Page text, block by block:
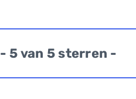
- 5 van 5 sterren -